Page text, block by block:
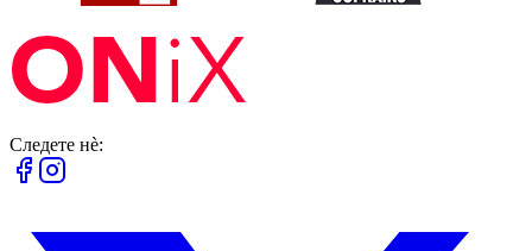
Следете нè: